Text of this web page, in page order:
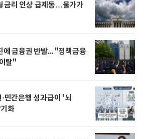
금리 인상 급제동…물가가
에 금융권 반발... "정책금융
탈"
민간은행 성과급이 '뇌
화